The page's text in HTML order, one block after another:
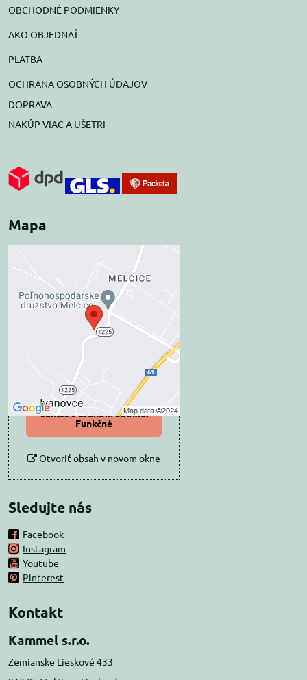
OBCHODNÉ PODMIENKY
AKO OBJEDNAŤ
PLATBA
OCHRANA OSOBNÝCH ÚDAJOV
DOPRAVA
NAKÚP VIAC A UŠETRI
Mapa
Externý obsah je
blokovaný Voľbami
súkromia
Prajete si načítať externý obsah?
Povoliť tentokrát
Povoliť a zapamätať -
súhlas s druhom cookie:
Funkčné
Otvoriť obsah v novom okne
Sledujte nás
Facebook
Instagram
Youtube
Pinterest
Kontakt
Kammel s.r.o.
Zemianske Lieskové 433